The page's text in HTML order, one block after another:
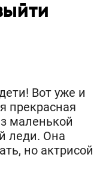
Вот уже и
прекрасная
маленькой
леди. Она
но актрисой